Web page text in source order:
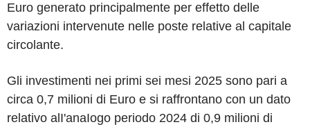
Euro generato principalmente per effetto delle
variazioni intervenute nelle poste relative al capitale
circolante.
Gli investimenti nei primi sei mesi 2025 sono pari a
circa 0,7 milioni di Euro e si raffrontano con un dato
relativo alI'anaIogo periodo 2024 di 0,9 milioni di